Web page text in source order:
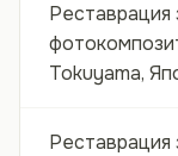
Реставрация
Tokuyama,
Реставрация